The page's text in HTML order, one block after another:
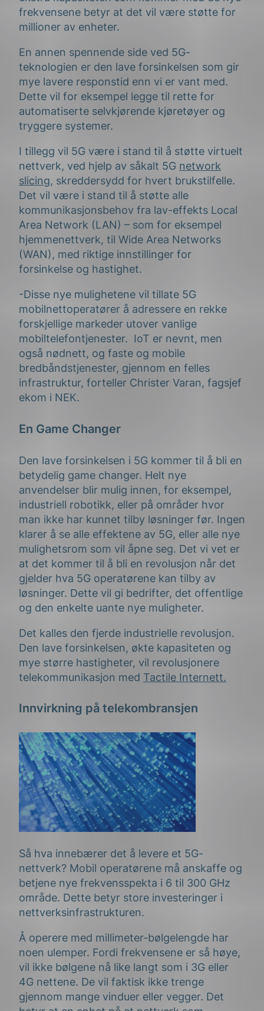
frekvensene betyr at det vil være støtte for
millioner av enheter.
En annen spennende side ved 5G-
teknologien er den lave forsinkelsen som gir
mye lavere responstid enn vi er vant med.
Dette vil for eksempel legge til rette for
automatiserte selvkjørende kjøretøyer og
tryggere systemer.
I tillegg vil 5G være i stand til å støtte virtuelt
nettverk, ved hjelp av såkalt 5G network
slicing, skreddersydd for hvert brukstilfelle.
Det vil være i stand til å støtte alle
kommunikasjonsbehov fra lav-effekts Local
Area Network (LAN) – som for eksempel
hjemmenettverk, til Wide Area Networks
(WAN), med riktige innstillinger for
forsinkelse og hastighet.
-Disse nye mulighetene vil tillate 5G
mobilnettoperatører å adressere en rekke
forskjellige markeder utover vanlige
mobiltelefontjenester. IoT er nevnt, men
også nødnett, og faste og mobile
bredbåndstjenester, gjennom en felles
infrastruktur, forteller Christer Varan, fagsjef
ekom i NEK.
En Game Changer
Den lave forsinkelsen i 5G kommer til å bli en
betydelig game changer. Helt nye
anvendelser blir mulig innen, for eksempel,
industriell robotikk, eller på områder hvor
man ikke har kunnet tilby løsninger før. Ingen
klarer å se alle effektene av 5G, eller alle nye
mulighetsrom som vil åpne seg. Det vi vet er
at det kommer til å bli en revolusjon når det
gjelder hva 5G operatørene kan tilby av
løsninger. Dette vil gi bedrifter, det offentlige
og den enkelte uante nye muligheter.
Det kalles den fjerde industrielle revolusjon.
Den lave forsinkelsen, økte kapasiteten og
mye større hastigheter, vil revolusjonere
telekommunikasjon med Tactile Internett.
Innvirkning på telekombransjen
Så hva innebærer det å levere et 5G-
nettverk? Mobil operatørene må anskaffe og
betjene nye frekvensspekta i 6 til 300 GHz
område. Dette betyr store investeringer i
nettverksinfrastrukturen.
Å operere med millimeter-bølgelengde har
noen ulemper. Fordi frekvensene er så høye,
vil ikke bølgene nå like langt som i 3G eller
4G nettene. De vil faktisk ikke trenge
gjennom mange vinduer eller vegger. Det